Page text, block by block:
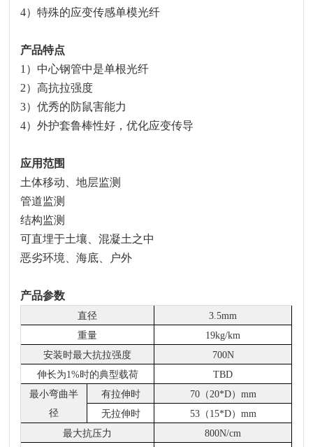
4）特殊的应变传感单模光纤
产品特点
1）中心钢管中是单根光纤
2）高抗拉强度
3）优秀的防鼠害能力
4）外护套鲁棒性好，优化应变传导
应用范围
土体移动、地层监测
管道监测
结构监测
可直埋于土壤、混凝土之中
恶劣环境、海底、户外
产品参数
直径
3.5mm
重量
19kg/km
安装时最大抗拉强度
700N
伸长为1%时的典型载荷
TBD
最小弯曲半
径
有拉伸时
70（20*D）mm
无拉伸时
53（15*D）mm
最大抗压力
800N/cm